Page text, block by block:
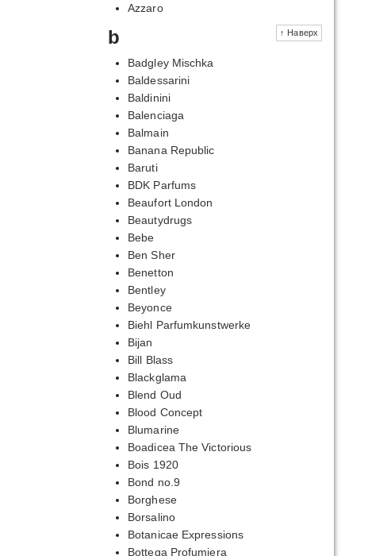
Azzaro
↑ Наверх
b
Badgley Mischka
Baldessarini
Baldinini
Balenciaga
Balmain
Banana Republic
Baruti
BDK Parfums
Beaufort London
Beautydrugs
Bebe
Ben Sher
Benetton
Bentley
Beyonce
Biehl Parfumkunstwerke
Bijan
Bill Blass
Blackglama
Blend Oud
Blood Concept
Blumarine
Boadicea The Victorious
Bois 1920
Bond no.9
Borghese
Borsalino
Botanicae Expressions
Bottega Profumiera